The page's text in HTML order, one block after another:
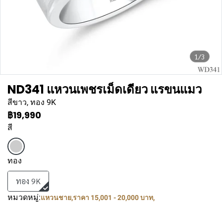
1/3
ND341 แหวนเพชรเม็ดเดียว แรขนแมว
สีขาว, ทอง 9K
฿19,990
สี
ทอง
ทอง 9K
หมวดหมู่:แหวนชาย,ราคา 15,001 - 20,000 บาท,